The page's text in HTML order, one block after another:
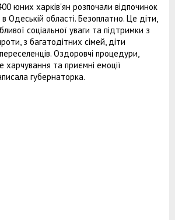
юних харків'ян розпочали відпочинок
Одеській області. Безоплатно. Це діти,
соціальної уваги та підтримки з
з багатодітних сімей, діти
Оздоровчі процедури,
харчування та приємні емоції
губернаторка.